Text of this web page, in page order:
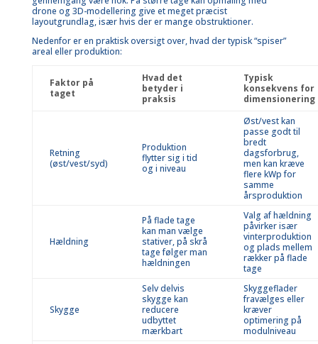
drone og 3D-modellering give et meget præcist
layoutgrundlag, især hvis der er mange obstruktioner.
Nedenfor er en praktisk oversigt over, hvad der typisk “spiser”
areal eller produktion:
Faktor på
taget
Hvad det
betyder i
praksis
Typisk
konsekvens for
dimensionering
Retning
(øst/vest/syd)
Produktion
flytter sig i tid
og i niveau
Øst/vest kan
passe godt til
bredt
dagsforbrug,
men kan kræve
flere kWp for
samme
årsproduktion
Hældning
På flade tage
kan man vælge
stativer, på skrå
tage følger man
hældningen
Valg af hældning
påvirker især
vinterproduktion
og plads mellem
rækker på flade
tage
Skygge
Selv delvis
skygge kan
reducere
udbyttet
mærkbart
Skyggeflader
fravælges eller
kræver
optimering på
modulniveau